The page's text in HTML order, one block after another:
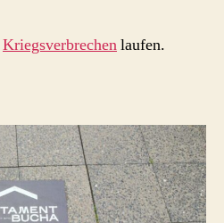
Kriegsverbrechenlaufen.